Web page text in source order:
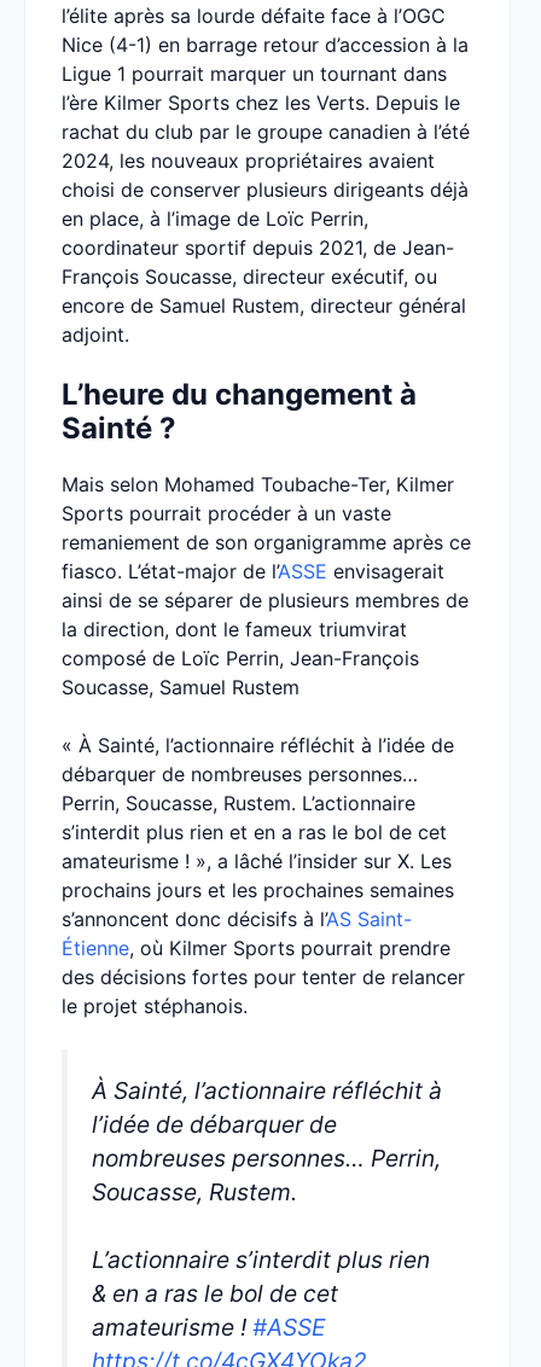
l’élite après sa lourde défaite face à l’OGC
Nice (4-1) en barrage retour d’accession à la
Ligue 1 pourrait marquer un tournant dans
l’ère Kilmer Sports chez les Verts. Depuis le
rachat du club par le groupe canadien à l’été
2024, les nouveaux propriétaires avaient
choisi de conserver plusieurs dirigeants déjà
en place, à l’image de Loïc Perrin,
coordinateur sportif depuis 2021, de Jean-
François Soucasse, directeur exécutif, ou
encore de Samuel Rustem, directeur général
adjoint.
L’heure du changement à
Sainté ?
Mais selon Mohamed Toubache-Ter, Kilmer
Sports pourrait procéder à un vaste
remaniement de son organigramme après ce
fiasco. L’état-major de l’ASSE envisagerait
ainsi de se séparer de plusieurs membres de
la direction, dont le fameux triumvirat
composé de Loïc Perrin, Jean-François
Soucasse, Samuel Rustem
« À Sainté, l’actionnaire réfléchit à l’idée de
débarquer de nombreuses personnes…
Perrin, Soucasse, Rustem. L’actionnaire
s’interdit plus rien et en a ras le bol de cet
amateurisme ! », a lâché l’insider sur X. Les
prochains jours et les prochaines semaines
s’annoncent donc décisifs à l’AS Saint-
Étienne, où Kilmer Sports pourrait prendre
des décisions fortes pour tenter de relancer
le projet stéphanois.
À Sainté, l’actionnaire réfléchit à
l’idée de débarquer de
nombreuses personnes… Perrin,
Soucasse, Rustem.
L’actionnaire s’interdit plus rien
& en a ras le bol de cet
amateurisme ! #ASSE
https://t.co/4cGX4YOka2